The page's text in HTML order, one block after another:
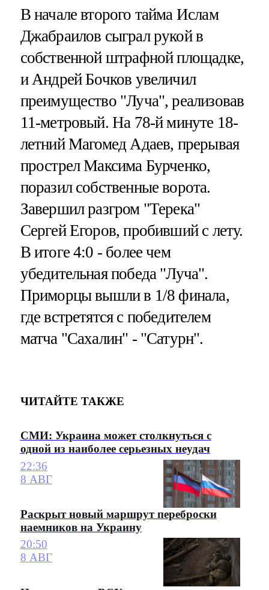
В начале второго тайма Ислам
Джабраилов сыграл рукой в
собственной штрафной площадке,
и Андрей Бочков увеличил
преимущество "Луча", реализовав
11-метровый. На 78-й минуте 18-
летний Магомед Адаев, прерывая
прострел Максима Бурченко,
поразил собственные ворота.
Завершил разгром "Терека"
Сергей Егоров, пробивший с лету.
В итоге 4:0 - более чем
убедительная победа "Луча".
Приморцы вышли в 1/8 финала,
где встретятся с победителем
матча "Сахалин" - "Сатурн".
ЧИТАЙТЕ ТАКЖЕ
СМИ: Украина может столкнуться с
одной из наиболее серьезных неудач
22:36
8 АВГ
Раскрыт новый маршрут переброски
наемников на Украину
20:50
8 АВГ